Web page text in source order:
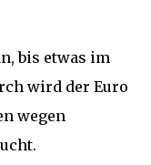
bis etwas im
wird der Euro
wegen